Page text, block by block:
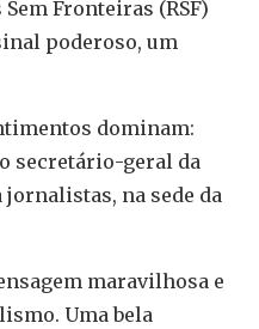
Fronteiras (RSF)
poderoso, um
dominam:
secretário-geral da
jornalistas, na sede da
maravilhosa e
Uma bela